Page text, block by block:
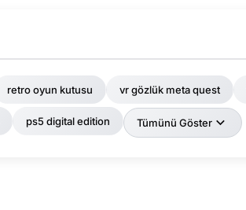
retro oyun kutusu vr gözlük meta quest
ps5 digital edition Tümünü Göster